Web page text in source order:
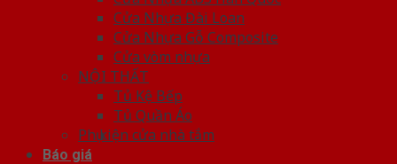
Cửa Nhựa Đài Loan
Cửa Nhựa Gỗ Composite
Cửa vòm nhựa
NỘI THẤT
Tủ Kệ Bếp
Tủ Quần Áo
Phụ kiện cửa nhà tắm
Báo giá